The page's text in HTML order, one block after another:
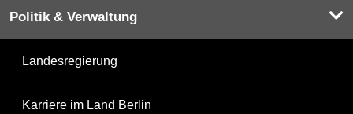
Politik & Verwaltung
Landesregierung
Karriere im Land Berlin